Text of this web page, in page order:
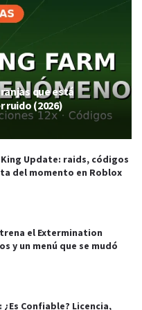
que está
ruido (2026)
Update: raids, códigos
del momento en Roblox
el Extermination
y un menú que se mudó
¿Es Confiable? Licencia,